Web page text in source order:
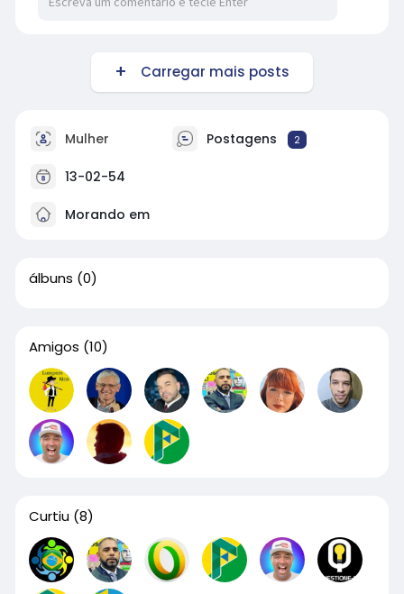
Carregar mais posts
Mulher Postagens 2
13-02-54
Morando em
álbuns (0)
Amigos (10)
Curtiu (8)